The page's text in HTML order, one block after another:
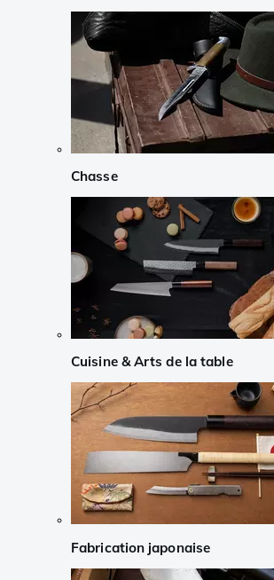
Chasse
Cuisine & Arts de la table
Fabrication japonaise